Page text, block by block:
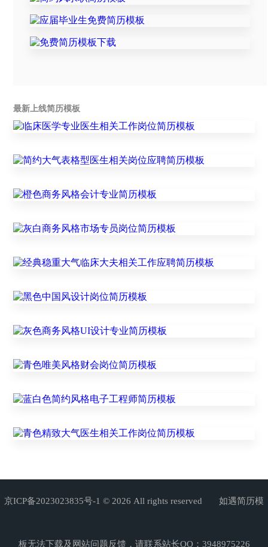
最新上线简历模板
京ICP备2023023835号-1 © 2026 All rights reserved 如遇简历模
板无法下载及网站问题反馈，请联系站长QQ：3948975226